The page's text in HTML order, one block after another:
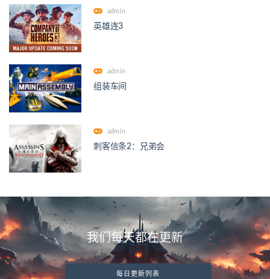
admin
英雄连3
admin
组装车间
admin
刺客信条2：兄弟会
我们每天都在更新
每日更新列表